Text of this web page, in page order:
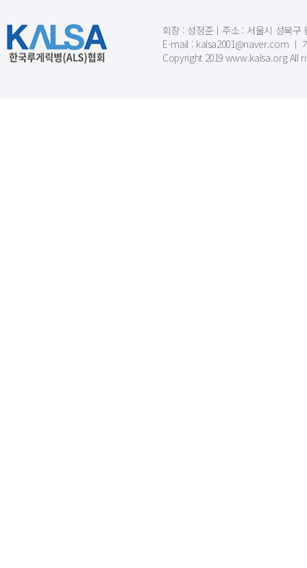
회장 : 성정준ㅣ주소 : 서울시 성북구
E-mail : kalsa2001@naver.com ㅣ
Copyright 2019 www.kalsa.org All